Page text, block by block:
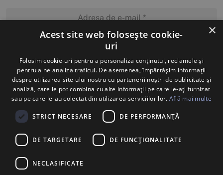
MĂ ABONEZ
×
Acest site web folosește cookie-
uri
Folosim cookie-uri pentru a personaliza conținutul, reclamele și
pentru a ne analiza traficul. De asemenea, împărtășim informații
despre utilizarea site-ului nostru cu partenerii noștri de publicitate și
analiză, care le pot combina cu alte informații pe care le-ați furnizat
sau pe care le-au colectat din utilizarea serviciilor lor. Află mai multe
STRICT NECESARE DE PERFORMANȚĂ
DE TARGETARE DE FUNCŢIONALITATE
NECLASIFICATE